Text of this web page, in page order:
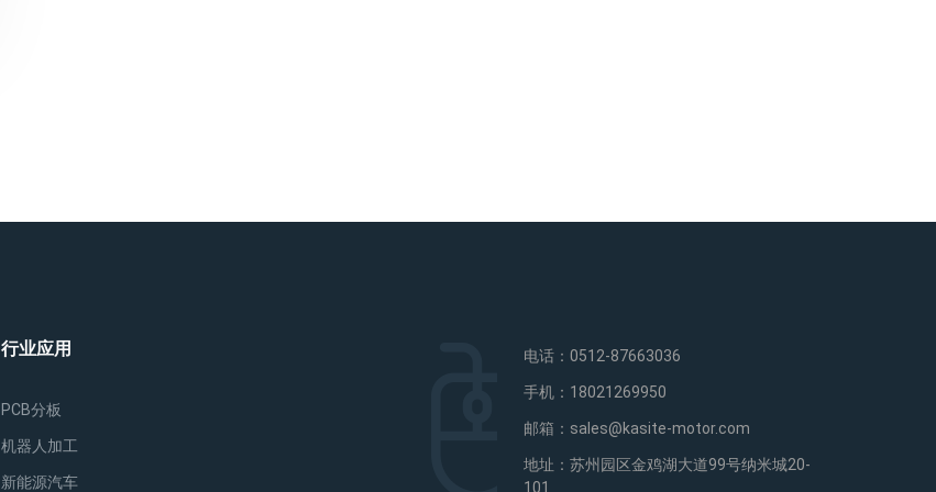
行业应用
PCB分板
机器人加工
新能源汽车
电话：0512-87663036
手机：18021269950
邮箱：sales@kasite-motor.com
地址：苏州园区金鸡湖大道99号纳米城20-
101